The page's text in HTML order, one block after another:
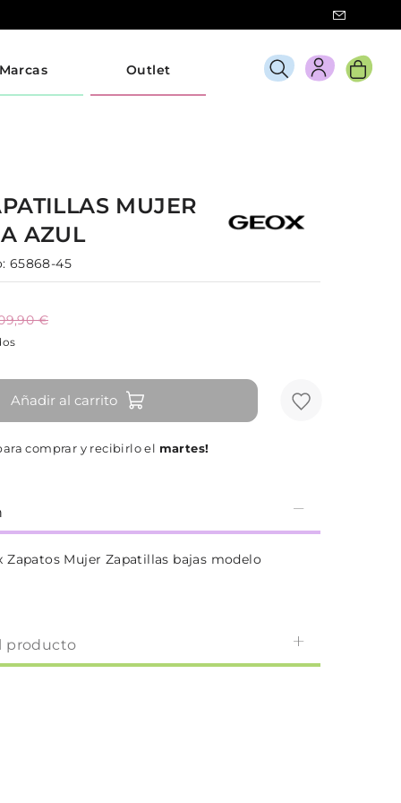
Marcas Outlet
MUJER
AZUL
65868-45
€
Añadir al carrito
comprar y recibirlo el martes!
Zapatos Mujer Zapatillas bajas modelo
producto